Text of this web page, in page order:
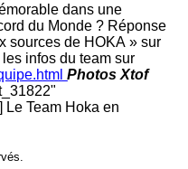
dans une
du Monde ? Réponse
sources de HOKA » sur
les infos du team sur
Photos Xtof
Le Team Hoka en